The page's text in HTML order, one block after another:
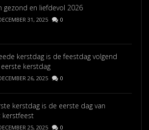
gezond en liefdevol 2026
31, 2025 0
kerstdag is de feestdag volgend
kerstdag
26, 2025 0
kerstdag is de eerste dag van
kerstfeest
25, 2025 0